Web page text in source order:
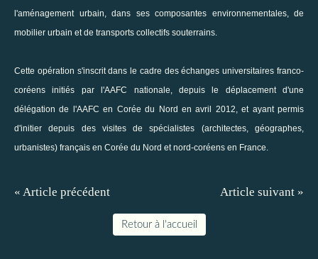
l'aménagement urbain, dans ses composantes environnementales, de
mobilier urbain et de transports collectifs souterrains.
Cette opération s'inscrit dans le cadre des échanges universitaires franco-
coréens initiés par l'AAFC nationale, depuis le déplacement d'une
délégation de l'AAFC en Corée du Nord en avril 2012 , et ayant permis
d'initier depuis des visites de spécialistes (architectes, géographes,
urbanistes) français en Corée du Nord et nord-coréens en France.
« Article précédent Article suivant »
Retour à l'accueil